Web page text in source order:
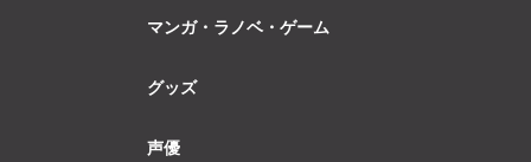
マンガ・ラノベ・ゲーム
グッズ
声優